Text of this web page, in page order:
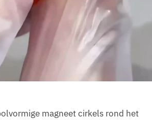
magneet cirkels rond het